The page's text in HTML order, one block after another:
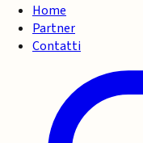
Home
Partner
Contatti